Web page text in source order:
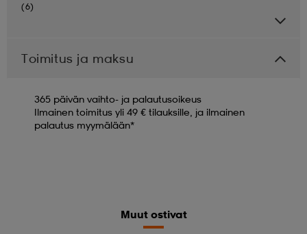
(6)
Toimitus ja maksu
365 päivän vaihto- ja palautusoikeus
Ilmainen toimitus yli 49 € tilauksille, ja ilmainen
palautus myymälään*
Muut ostivat